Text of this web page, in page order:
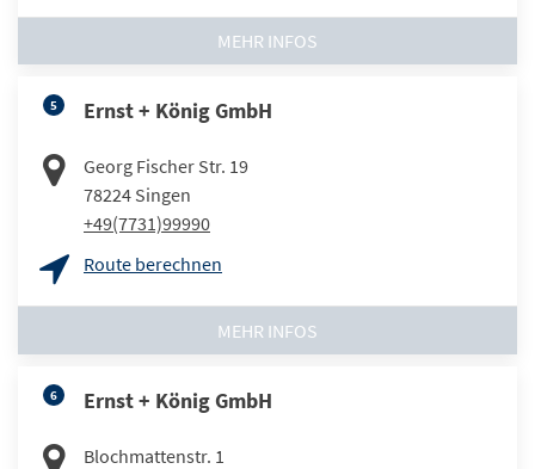
MEHR INFOS
5 Ernst + König GmbH
Georg Fischer Str. 19
78224 Singen
+49(7731)99990
Route berechnen
MEHR INFOS
6 Ernst + König GmbH
Blochmattenstr. 1